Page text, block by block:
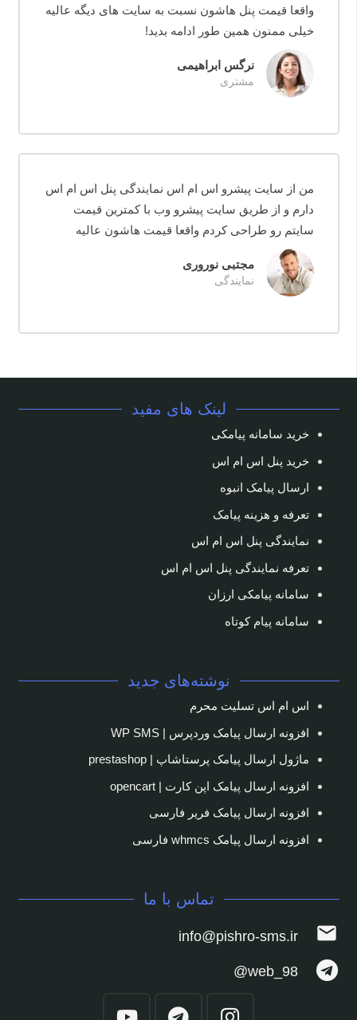
واقعا قیمت پنل هاشون نسبت به سایت های دیگه عالیه
خیلی ممنون همین طور ادامه بدید!
نرگس ابراهیمی
مشتری
من از سایت پیشرو اس ام اس نمایندگی پنل اس ام اس
دارم و از طریق سایت پیشرو وب با کمترین قیمت
سایتم رو طراحی کردم واقعا قیمت هاشون عالیه
مجتبی نوروری
نمایندگی
لینک های مفید
خرید سامانه پیامکی
خرید پنل اس ام اس
ارسال پیامک انبوه
تعرفه و هزینه پیامک
نمایندگی پنل اس ام اس
تعرفه نمایندگی پنل اس ام اس
سامانه پیامکی ارزان
سامانه پیام کوتاه
نوشته‌های جدید
اس ام اس تسلیت محرم
افزونه ارسال پیامک وردپرس | WP SMS
ماژول ارسال پیامک پرستاشاپ | prestashop
افزونه ارسال پیامک اپن کارت | opencart
افزونه ارسال پیامک فریر فارسی
افزونه ارسال پیامک whmcs فارسی
تماس با ما
mail
info@pishro-sms.ir
web_98@